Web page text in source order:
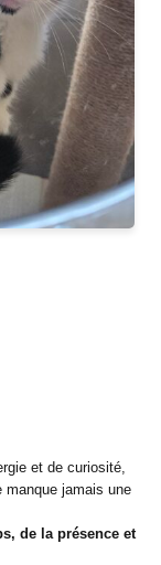
et de curiosité,
manque jamais une
de la présence et